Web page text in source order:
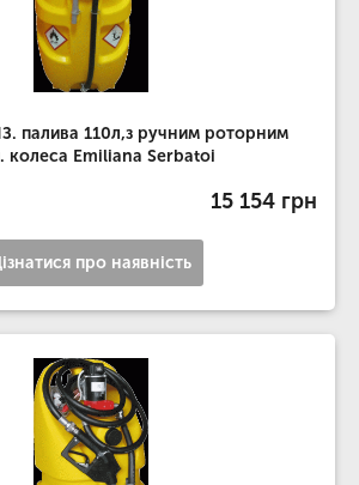
палива 110л,з ручним роторним
колеса Emiliana Serbatoi
15 154 грн
про наявність